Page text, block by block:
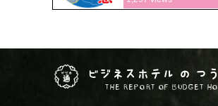
ビジネスホテル の つ
THE REPORT OF BUDGET